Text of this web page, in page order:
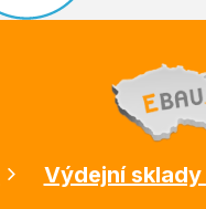
Výdejní sklady